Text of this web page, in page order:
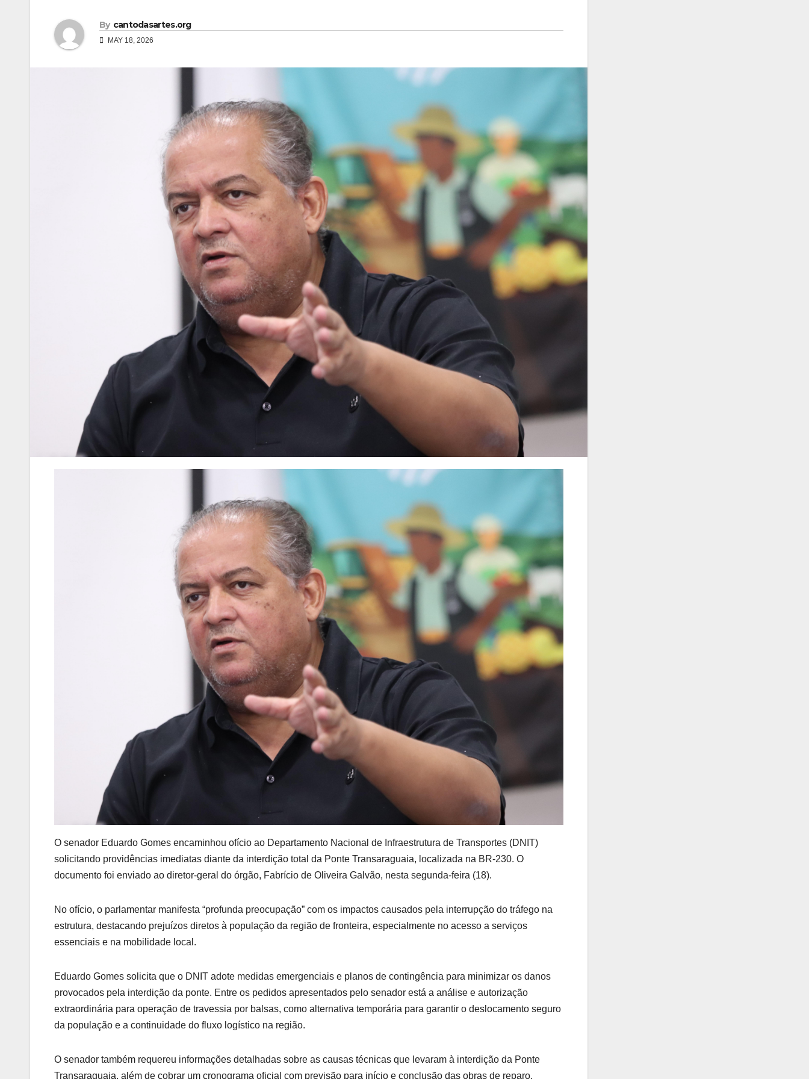
By cantodasartes.org
MAY 18, 2026
O senador Eduardo Gomes encaminhou ofício ao Departamento Nacional de Infraestrutura de Transportes (DNIT)
solicitando providências imediatas diante da interdição total da Ponte Transaraguaia, localizada na BR-230. O
documento foi enviado ao diretor-geral do órgão, Fabrício de Oliveira Galvão, nesta segunda-feira (18).
No ofício, o parlamentar manifesta “profunda preocupação” com os impactos causados pela interrupção do tráfego na
estrutura, destacando prejuízos diretos à população da região de fronteira, especialmente no acesso a serviços
essenciais e na mobilidade local.
Eduardo Gomes solicita que o DNIT adote medidas emergenciais e planos de contingência para minimizar os danos
provocados pela interdição da ponte. Entre os pedidos apresentados pelo senador está a análise e autorização
extraordinária para operação de travessia por balsas, como alternativa temporária para garantir o deslocamento seguro
da população e a continuidade do fluxo logístico na região.
O senador também requereu informações detalhadas sobre as causas técnicas que levaram à interdição da Ponte
Transaraguaia, além de cobrar um cronograma oficial com previsão para início e conclusão das obras de reparo,